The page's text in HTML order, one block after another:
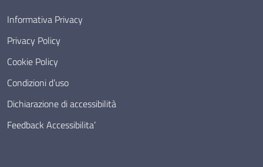
Informativa Privacy
Privacy Policy
Cookie Policy
Condizioni d’uso
Dichiarazione di accessibilità
Feedback Accessibilita’